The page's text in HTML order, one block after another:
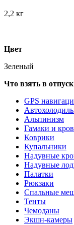
2,2 кг
Цвет
Зеленый
Что взять в
GPS
Альпинизм
Гамаки и
Коврики
Купальники
Надувные
Надувные
Палатки
Рюкзаки
Спальные
Тенты
Чемоданы
Экшн-камеры